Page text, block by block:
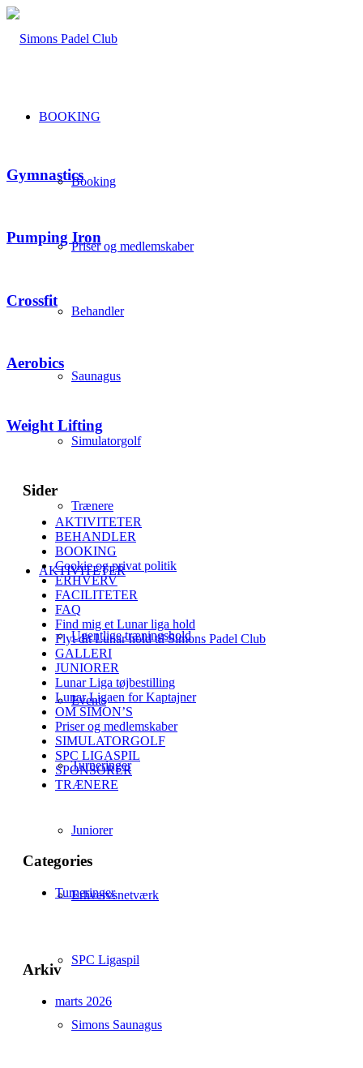
BOOKING
Booking
Priser og medlemskaber
Behandler
Saunagus
Simulatorgolf
Trænere
AKTIVITETER
Ugentlige træningshold
Events
Turneringer
Juniorer
Erhvervsnetværk
SPC Ligaspil
Simons Saunagus
Gymnastics
Pumping Iron
Crossfit
Aerobics
Weight Lifting
Sider
AKTIVITETER
BEHANDLER
BOOKING
Cookie og privat politik
ERHVERV
FACILITETER
FAQ
Find mig et Lunar liga hold
Flyt dit Lunar hold til Simons Padel Club
GALLERI
JUNIORER
Lunar Liga tøjbestilling
Lunar Ligaen for Kaptajner
OM SIMON’S
Priser og medlemskaber
SIMULATORGOLF
SPC LIGASPIL
SPONSORER
TRÆNERE
Categories
Turneringer
Arkiv
marts 2026